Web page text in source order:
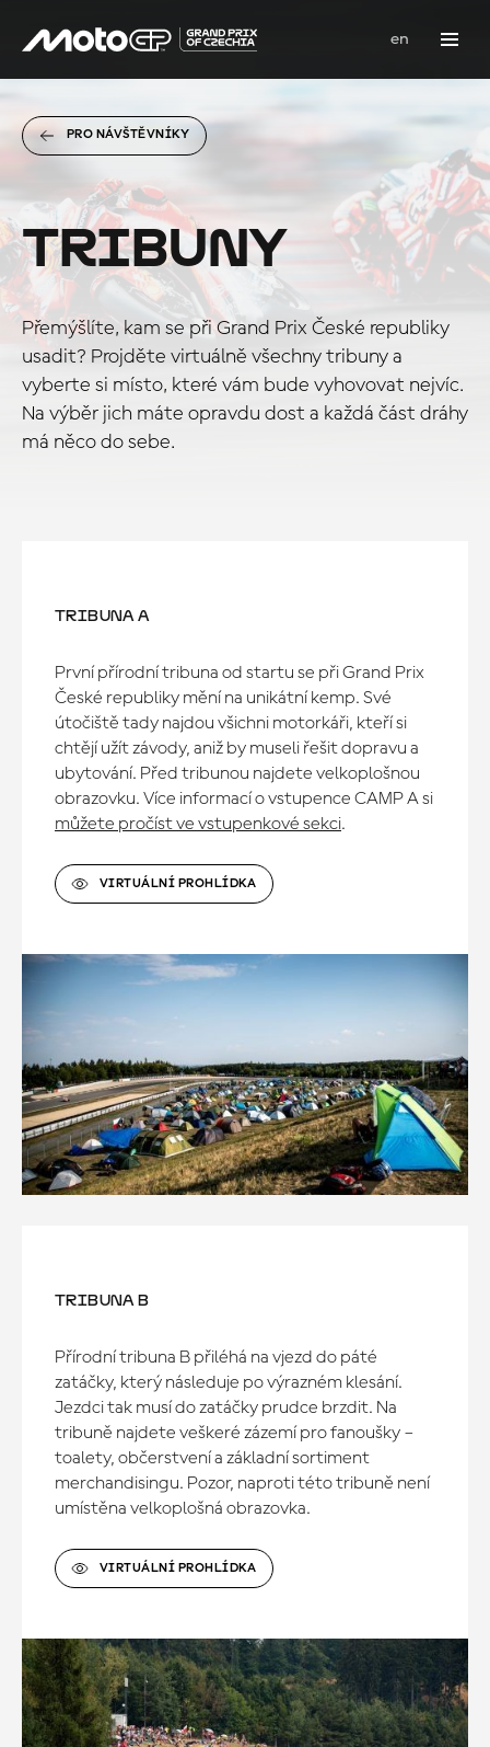
cs
en
PRO NÁVŠTĚVNÍKY
TRIBUNY
Přemýšlíte, kam se při Grand Prix České republiky
usadit? Projděte virtuálně všechny tribuny a
vyberte si místo, které vám bude vyhovovat nejvíc.
Na výběr jich máte opravdu dost a každá část dráhy
má něco do sebe.
TRIBUNA A
První přírodní tribuna od startu se při Grand Prix
České republiky mění na unikátní kemp. Své
útočiště tady najdou všichni motorkáři, kteří si
chtějí užít závody, aniž by museli řešit dopravu a
ubytování. Před tribunou najdete velkoplošnou
obrazovku. Více informací o vstupence CAMP A si
můžete pročíst ve vstupenkové sekci.
VIRTUÁLNÍ PROHLÍDKA
TRIBUNA B
Přírodní tribuna B přiléhá na vjezd do páté
zatáčky, který následuje po výrazném klesání.
Jezdci tak musí do zatáčky prudce brzdit. Na
tribuně najdete veškeré zázemí pro fanoušky –
toalety, občerstvení a základní sortiment
merchandisingu. Pozor, naproti této tribuně není
umístěna velkoplošná obrazovka.
VIRTUÁLNÍ PROHLÍDKA